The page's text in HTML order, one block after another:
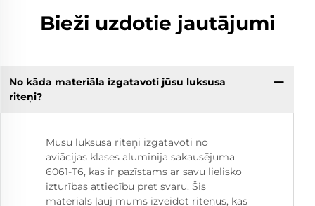
Bieži uzdotie jautājumi
No kāda materiāla izgatavoti jūsu luksusa
riteņi?
Mūsu luksusa riteņi izgatavoti no
aviācijas klases alumīnija sakausējuma
6061-T6, kas ir pazīstams ar savu lielisko
izturības attiecību pret svaru. Šis
materiāls ļauj mums izveidot riteņus, kas